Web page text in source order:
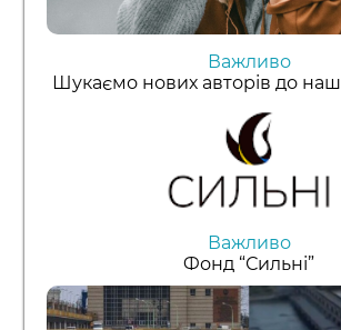
Важливо
Шукаємо нових авторів до
Важливо
Фонд “Сильні”